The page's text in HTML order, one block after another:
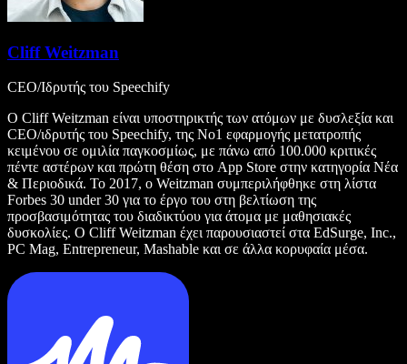
Cliff Weitzman
CEO/Ιδρυτής του Speechify
Ο Cliff Weitzman είναι υποστηρικτής των ατόμων με δυσλεξία και
CEO/ιδρυτής του Speechify, της Νο1 εφαρμογής μετατροπής
κειμένου σε ομιλία παγκοσμίως, με πάνω από 100.000 κριτικές
πέντε αστέρων και πρώτη θέση στο App Store στην κατηγορία Νέα
& Περιοδικά. Το 2017, ο Weitzman συμπεριλήφθηκε στη λίστα
Forbes 30 under 30 για το έργο του στη βελτίωση της
προσβασιμότητας του διαδικτύου για άτομα με μαθησιακές
δυσκολίες. Ο Cliff Weitzman έχει παρουσιαστεί στα EdSurge, Inc.,
PC Mag, Entrepreneur, Mashable και σε άλλα κορυφαία μέσα.